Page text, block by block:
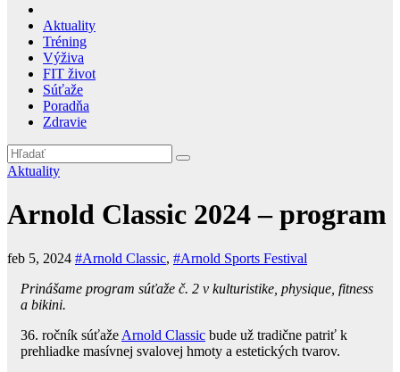
Aktuality
Tréning
Výživa
FIT život
Súťaže
Poradňa
Zdravie
Aktuality
Arnold Classic 2024 – program
feb 5, 2024 #Arnold Classic, #Arnold Sports Festival
Prinášame program súťaže č. 2 v kulturistike, physique, fitness
a bikini.
36. ročník súťaže Arnold Classic bude už tradične patriť k
prehliadke masívnej svalovej hmoty a estetických tvarov.